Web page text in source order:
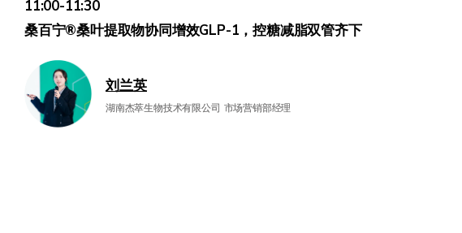
11:00-11:30
桑百宁®桑叶提取物协同增效GLP-1，控糖减脂双管齐下
刘兰英
湖南杰萃生物技术有限公司 市场营销部经理